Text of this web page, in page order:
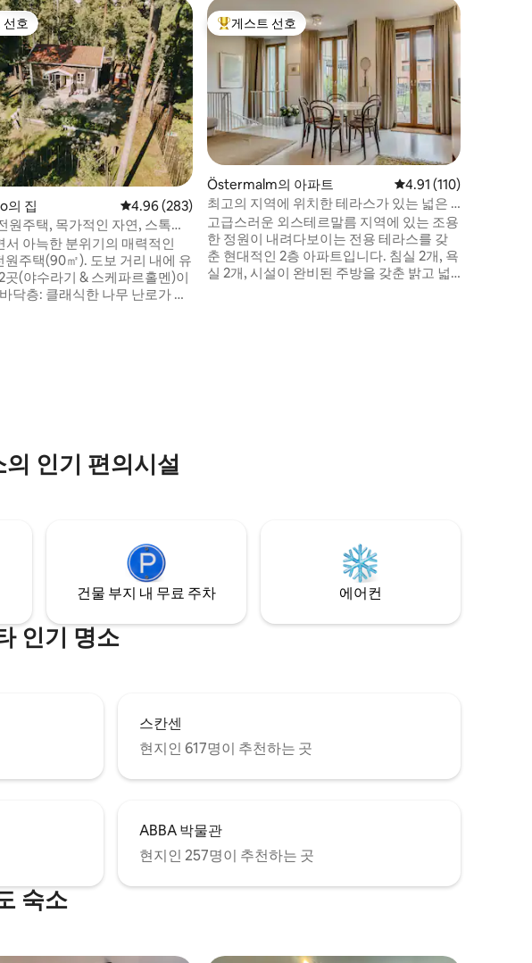
130개
선호
선호
의 집 평점 4.96점(5점 만점), 후기 283개
4.96 (283)
원주택, 목가적인 자연, 스톡홀
서 아늑한 분위기의 매력적인
원주택(90㎡). 도보 거리 내에 유
곳(야수라기 & 스케파르홀멘)이
닥층: 클래식한 나무 난로가 있
상위 게스트 선호
게스트 선호
Östermalm의 아파트 평점 4.91점(5점 만점),
4.91 (110)
최고의 지역에 위치한 테라스가 있는 넓은 2
층 아파트
고급스러운 외스테르말름 지역에 있는 조용
한 정원이 내려다보이는 전용 테라스를 갖
춘 현대적인 2층 아파트입니다. 침실 2개, 욕
실 2개, 시설이 완비된 주방을 갖춘 밝고 넓
인기 편의시설
건물 부지 내 무료 주차 에어컨
인기 명소
스칸센
현지인 617명이 추천하는 곳
ABBA 박물관
현지인 257명이 추천하는 곳
숙소